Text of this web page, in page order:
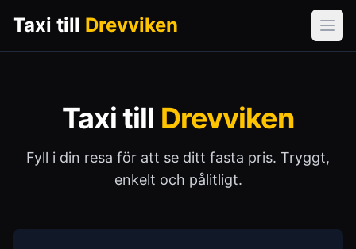
Taxi till Drevviken
Taxi till Drevviken
Fyll i din resa för att se ditt fasta pris. Tryggt,
enkelt och pålitligt.